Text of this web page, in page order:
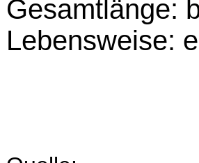
Gesamtlänge:
Lebensweise: